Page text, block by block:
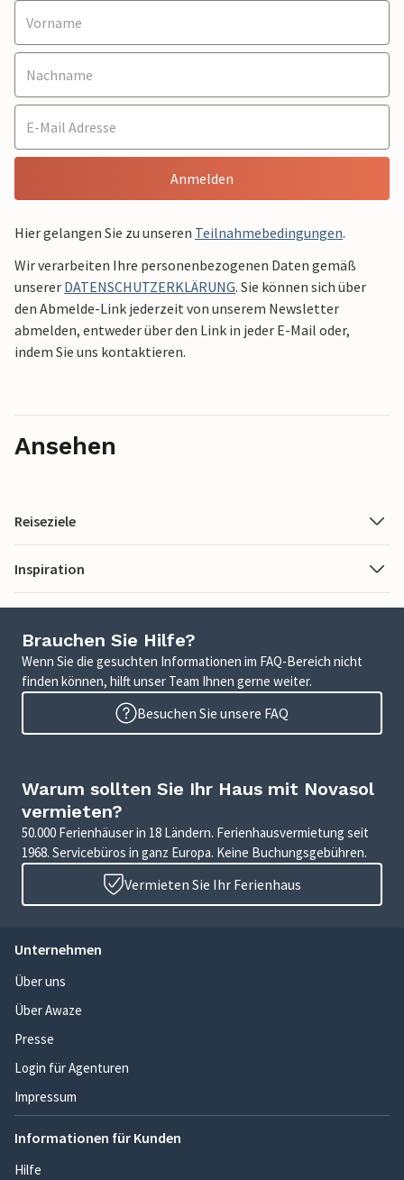
Anmelden
Hier gelangen Sie zu unseren Teilnahmebedingungen.
Wir verarbeiten Ihre personenbezogenen Daten gemäß
unserer DATENSCHUTZERKLÄRUNG. Sie können sich über
den Abmelde-Link jederzeit von unserem Newsletter
abmelden, entweder über den Link in jeder E-Mail oder,
indem Sie uns kontaktieren.
Ansehen
Reiseziele
Inspiration
Brauchen Sie Hilfe?
Wenn Sie die gesuchten Informationen im FAQ-Bereich nicht
finden können, hilft unser Team Ihnen gerne weiter.
Besuchen Sie unsere FAQ
Warum sollten Sie Ihr Haus mit Novasol
vermieten?
50.000 Ferienhäuser in 18 Ländern. Ferienhausvermietung seit
1968. Servicebüros in ganz Europa. Keine Buchungsgebühren.
Vermieten Sie Ihr Ferienhaus
Unternehmen
Über uns
Über Awaze
Presse
Login für Agenturen
Impressum
Informationen für Kunden
Hilfe